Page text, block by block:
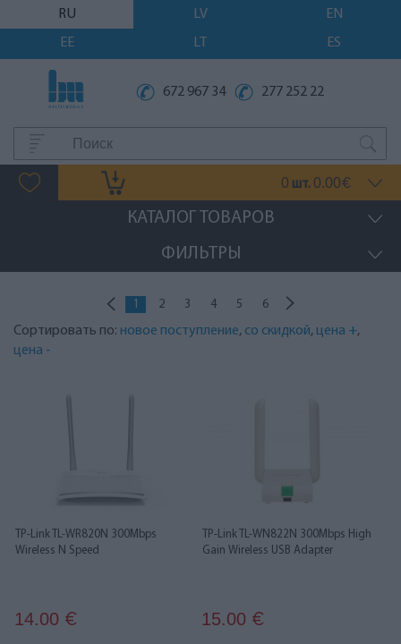
RU LV
EN
EE
LT ES
672 967 34 277 252 22
0 шт. 0.00€
КАТАЛОГ ТОВАРОВ
ФИЛЬТРЫ
1 2 3 4 5 6
Сортировать по: новое поступление, со скидкой, цена +,
цена -
TP-Link TL-WR820N 300Mbps
Wireless N Speed
14.00 €
TP-Link TL-WN822N 300Mbps High
Gain Wireless USB Adapter
15.00 €